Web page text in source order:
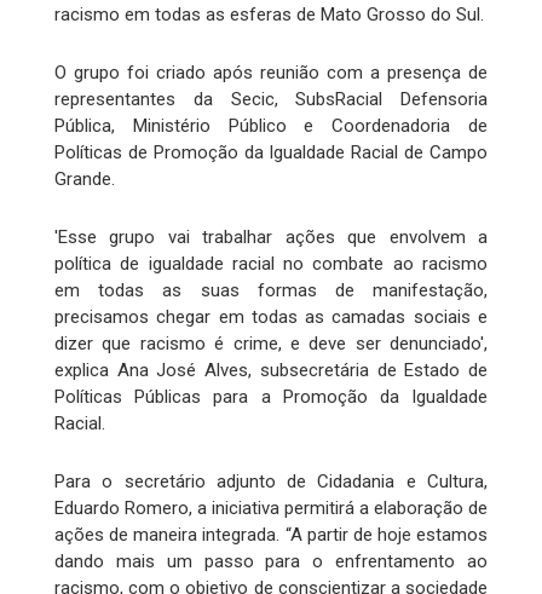
racismo em todas as esferas de Mato Grosso do Sul.
O grupo foi criado após reunião com a presença de
representantes da Secic, SubsRacial Defensoria
Pública, Ministério Público e Coordenadoria de
Políticas de Promoção da Igualdade Racial de Campo
Grande.
'Esse grupo vai trabalhar ações que envolvem a
política de igualdade racial no combate ao racismo
em todas as suas formas de manifestação,
precisamos chegar em todas as camadas sociais e
dizer que racismo é crime, e deve ser denunciado',
explica Ana José Alves, subsecretária de Estado de
Políticas Públicas para a Promoção da Igualdade
Racial.
Para o secretário adjunto de Cidadania e Cultura,
Eduardo Romero, a iniciativa permitirá a elaboração de
ações de maneira integrada. “A partir de hoje estamos
dando mais um passo para o enfrentamento ao
racismo, com o objetivo de conscientizar a sociedade